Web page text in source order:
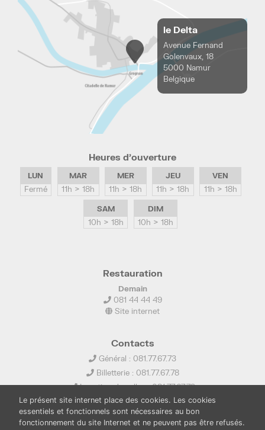
le Delta
Avenue Fernand
Golenvaux, 18
5000 Namur
Belgique
Heures d’ouverture
LUN
Fermé
MAR
11h > 18h
MER
11h > 18h
JEU
11h > 18h
VEN
11h > 18h
SAM
10h > 18h
DIM
10h > 18h
Restauration
Demain
081 44 44 49
Site internet
Contacts
Général : 081.77.67.73
Billetterie : 081.77.67.78
Location de salles : 081.77.67.79
info@ledelta.be
Le présent site internet place des cookies. Les cookies
essentiels et fonctionnels sont nécessaires au bon
fonctionnement du site Internet et ne peuvent pas être refusés.